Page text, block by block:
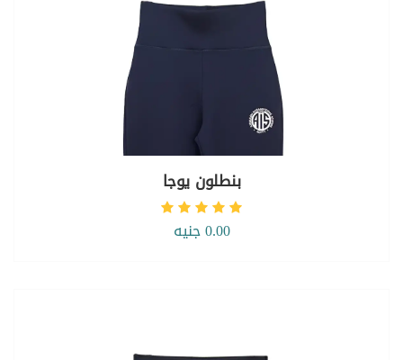
بنطلون يوجا
0.00 جنيه